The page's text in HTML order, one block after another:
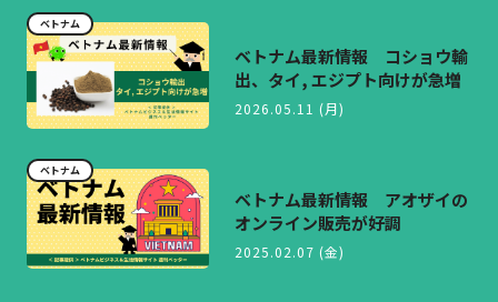
ベトナム
ベトナム最新情報 コショウ輸
出、タイ, エジプト向けが急増
2026.05.11 (月)
ベトナム
ベトナム最新情報 アオザイの
オンライン販売が好調
2025.02.07 (金)